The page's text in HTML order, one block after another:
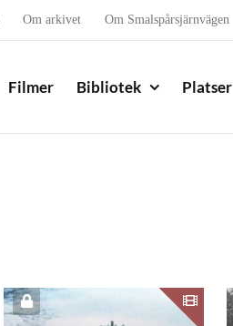
Om arkivet Om Smalspårsjärnvägen
Filmer Bibliotek Platser